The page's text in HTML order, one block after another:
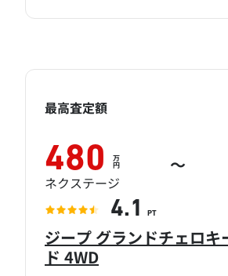
ジープ グランドチェロキ
ド 4WD
最高査定額
480 万
円 ～
ネクステージ
4.1 PT